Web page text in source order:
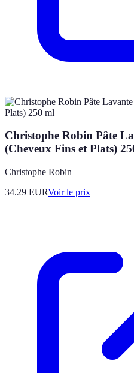
Christophe Robin Pâte
(Cheveux Fins et Plats)
Christophe Robin
34.29 EURVoir le prix